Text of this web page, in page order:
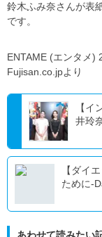
鈴木ふみ奈さんが表
です。
ENTAME (エンタメ)
Fujisan.co.jpより
【
井玲
【ダイ
ために-